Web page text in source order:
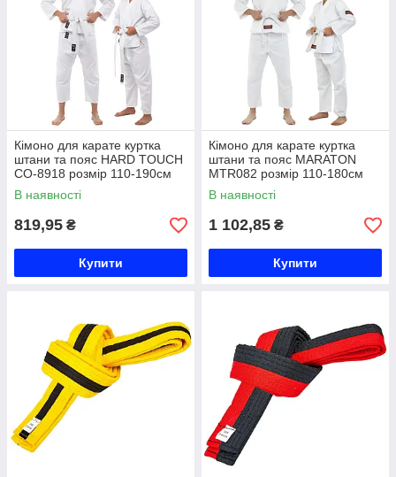
Кімоно для карате куртка
штани та пояс HARD TOUCH
CO-8918 розмір 110-190см
білий Код CO-8918
В наявності
819,95 ₴
Купити
Кімоно для карате куртка
штани та пояс MARATON
MTR082 розмір 110-180см
білий Код MTR082
В наявності
1 102,85 ₴
Купити